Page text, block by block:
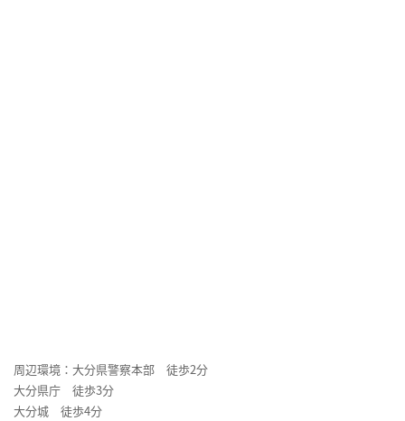
周辺環境：大分県警察本部 徒歩2分
大分県庁 徒歩3分
大分城 徒歩4分